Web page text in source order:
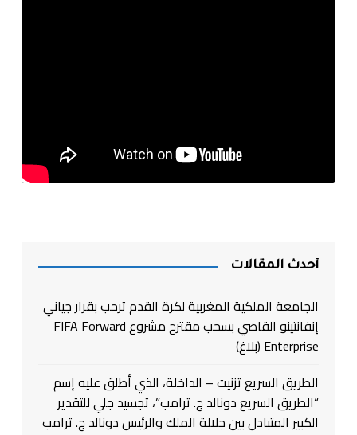
أحدث المقالات
الجامعة الملكية المغربية لكرة القدم ترحب بقرار جياني
إنفانتينو القاضي بسحب مقترح مشروع FIFA Forward
Enterprise (بلاغ)
الطريق السريع تزنيت – الداخلة، الذي أطلق عليه إسم
“الطريق السريع دونالد ج. ترامب”، تجسيد جلي للتقدير
الكبير المتبادل بين جلالة الملك والرئيس دونالد ج. ترامب